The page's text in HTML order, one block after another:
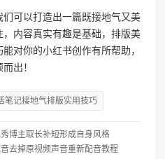
可以打造出一篇既接地气又美
内容真实有趣是基础，排版美
对你的小红书创作有所帮助，
出！
笔记接地气排版实用技巧
博主取长补短形成自身风格
去掉原视频声音重新配音教程